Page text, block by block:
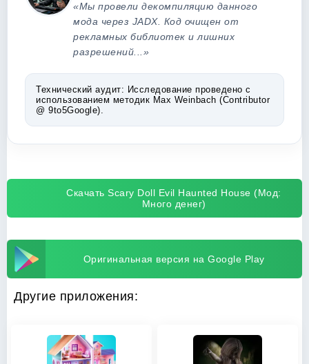
«Мы провели декомпиляцию данного
мода через JADX. Код очищен от
рекламных библиотек и лишних
разрешений...»
Технический аудит: Исследование проведено с
использованием методик Max Weinbach (Contributor
@ 9to5Google).
Скачать Scary Doll Evil Haunted House (Мод:
Много денег)
Оригинальная версия на Google Play
Другие приложения: